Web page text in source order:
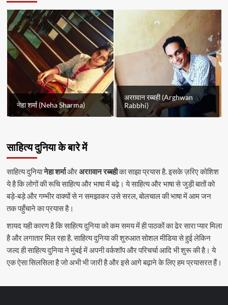
नेहा शर्मा (Neha Sharma)
अरग़वान रब्बही (Arghwan
Rabbhi)
साहित्य दुनिया के बारे में
साहित्य दुनियानेहा शर्माऔरअरग़वान रब्बहीका साझा प्रयास है. इसके ज़रिए कोशिश
ये है कि लोगों की रूचि साहित्य और भाषा में बढ़े। ये साहित्य और भाषा से जुड़ी बातों को
बड़े-बड़े और गम्भीर वाक्यों से न समझाकर उसे सरल, बोलचाल की भाषा में आम जन
तक पहुँचाने का प्रयास है।
शायद यही कारण है कि साहित्य दुनिया को कम समय में ही पाठकों का ढेर सारा प्यार मिला
है और लगातार मिल रहा है. साहित्य दुनिया की शुरुआत सोशल मीडिया से हुई लेकिन
जल्द ही साहित्य दुनिया ने मुंबई में अपनी वर्कशॉप और परिचर्चा आदि भी शुरू की है। ये
एक ऐसा सिलसिला है जो अभी भी जारी है और इसे आगे बढ़ाने के लिए हम प्रयासरत हैं।